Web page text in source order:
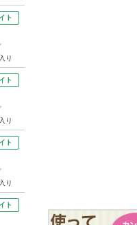
ト
り
ト
り
ト
り
ト